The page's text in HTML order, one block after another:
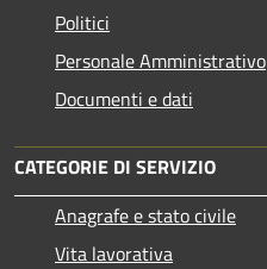
Politici
Personale Amministrativo
Documenti e dati
CATEGORIE DI SERVIZIO
Anagrafe e stato civile
Vita lavorativa